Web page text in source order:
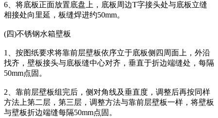
6、将底板正面放置底盘上，底板周边T字接头处与底板立缝
相接处向里延，板缝焊进约50mm。
(四)不锈钢水箱壁板
1、按图纸要求将靠前层壁板依序立于底板侧四周面上，外沿
找齐，壁板接头与底板缝中心对齐，垂直于折边端缝处，每隔
50mm点固。
2、靠前层壁板组完后，侧对角线及垂直度，调整后再按同样
方法上第二层，第三层，调整方法与靠前层壁板一样，将壁板
与壁板折边端缝每隔50mm点固。